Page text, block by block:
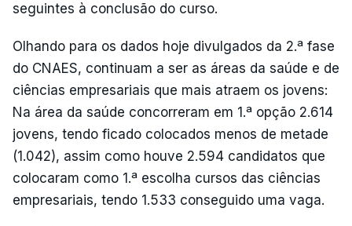
seguintes à conclusão do curso.
Olhando para os dados hoje divulgados da 2.ª fase
do CNAES, continuam a ser as áreas da saúde e de
ciências empresariais que mais atraem os jovens:
Na área da saúde concorreram em 1.ª opção 2.614
jovens, tendo ficado colocados menos de metade
(1.042), assim como houve 2.594 candidatos que
colocaram como 1.ª escolha cursos das ciências
empresariais, tendo 1.533 conseguido uma vaga.